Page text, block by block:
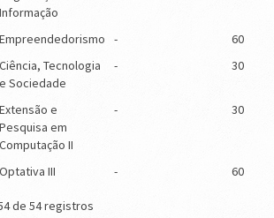
Informação
Empreendedorismo -
60
Ciência, Tecnologia
e Sociedade
- 30
Extensão e
Pesquisa em
Computação II
- 30
Optativa III - 60
de 54 registros